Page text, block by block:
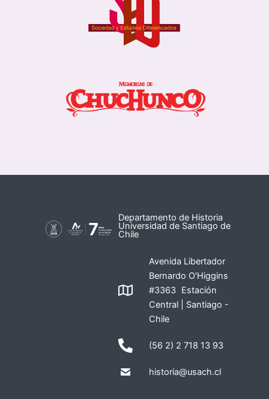
Departamento de Historia
Universidad de Santiago de
Chile
Avenida Libertador
Bernardo O'Higgins
#3363 Estación
Central | Santiago -
Chile
(56 2) 2 718 13 93
historia@usach.cl